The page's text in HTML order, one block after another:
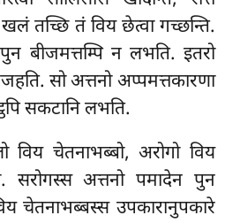
खलंतच्छि तं विय छेत्वा गच्छन्ति.
बीजमत्तम्पि न लभति. इतरो
सो अत्तनो अप्पमत्तकारणा
सकटानि लभति.
विय चेतनाभब्बो, अरोगो विय
सरोगस्स अत्तनो पमादेन पुन
चेतनाभब्बस्स उपकारानुपकारे